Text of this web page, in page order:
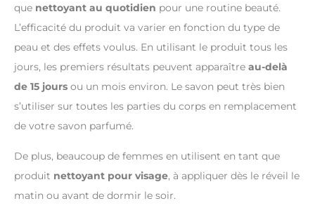
que nettoyant au quotidien pour une routine beauté.
L’efficacité du produit va varier en fonction du type de
peau et des effets voulus. En utilisant le produit tous les
jours, les premiers résultats peuvent apparaître au-delà
de 15 jours ou un mois environ. Le savon peut très bien
s’utiliser sur toutes les parties du corps en remplacement
de votre savon parfumé.
De plus, beaucoup de femmes en utilisent en tant que
produit nettoyant pour visage, à appliquer dès le réveil le
matin ou avant de dormir le soir.